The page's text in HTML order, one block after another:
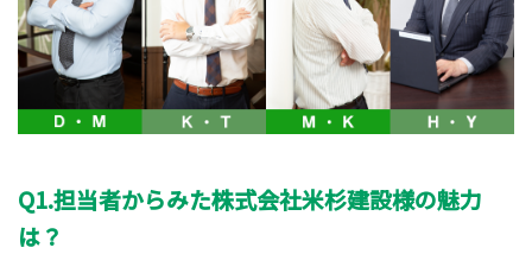
Q1.担当者からみた株式会社米杉建設様の魅力
は？